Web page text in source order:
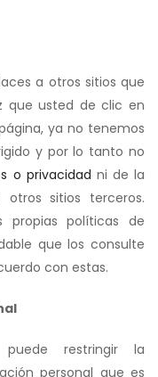
a otros sitios que
que usted de clic en
ya no tenemos
y por lo tanto no
o privacidad ni de la
sitios terceros.
propias políticas de
que los consulte
con estas.
restringir la
personal que es